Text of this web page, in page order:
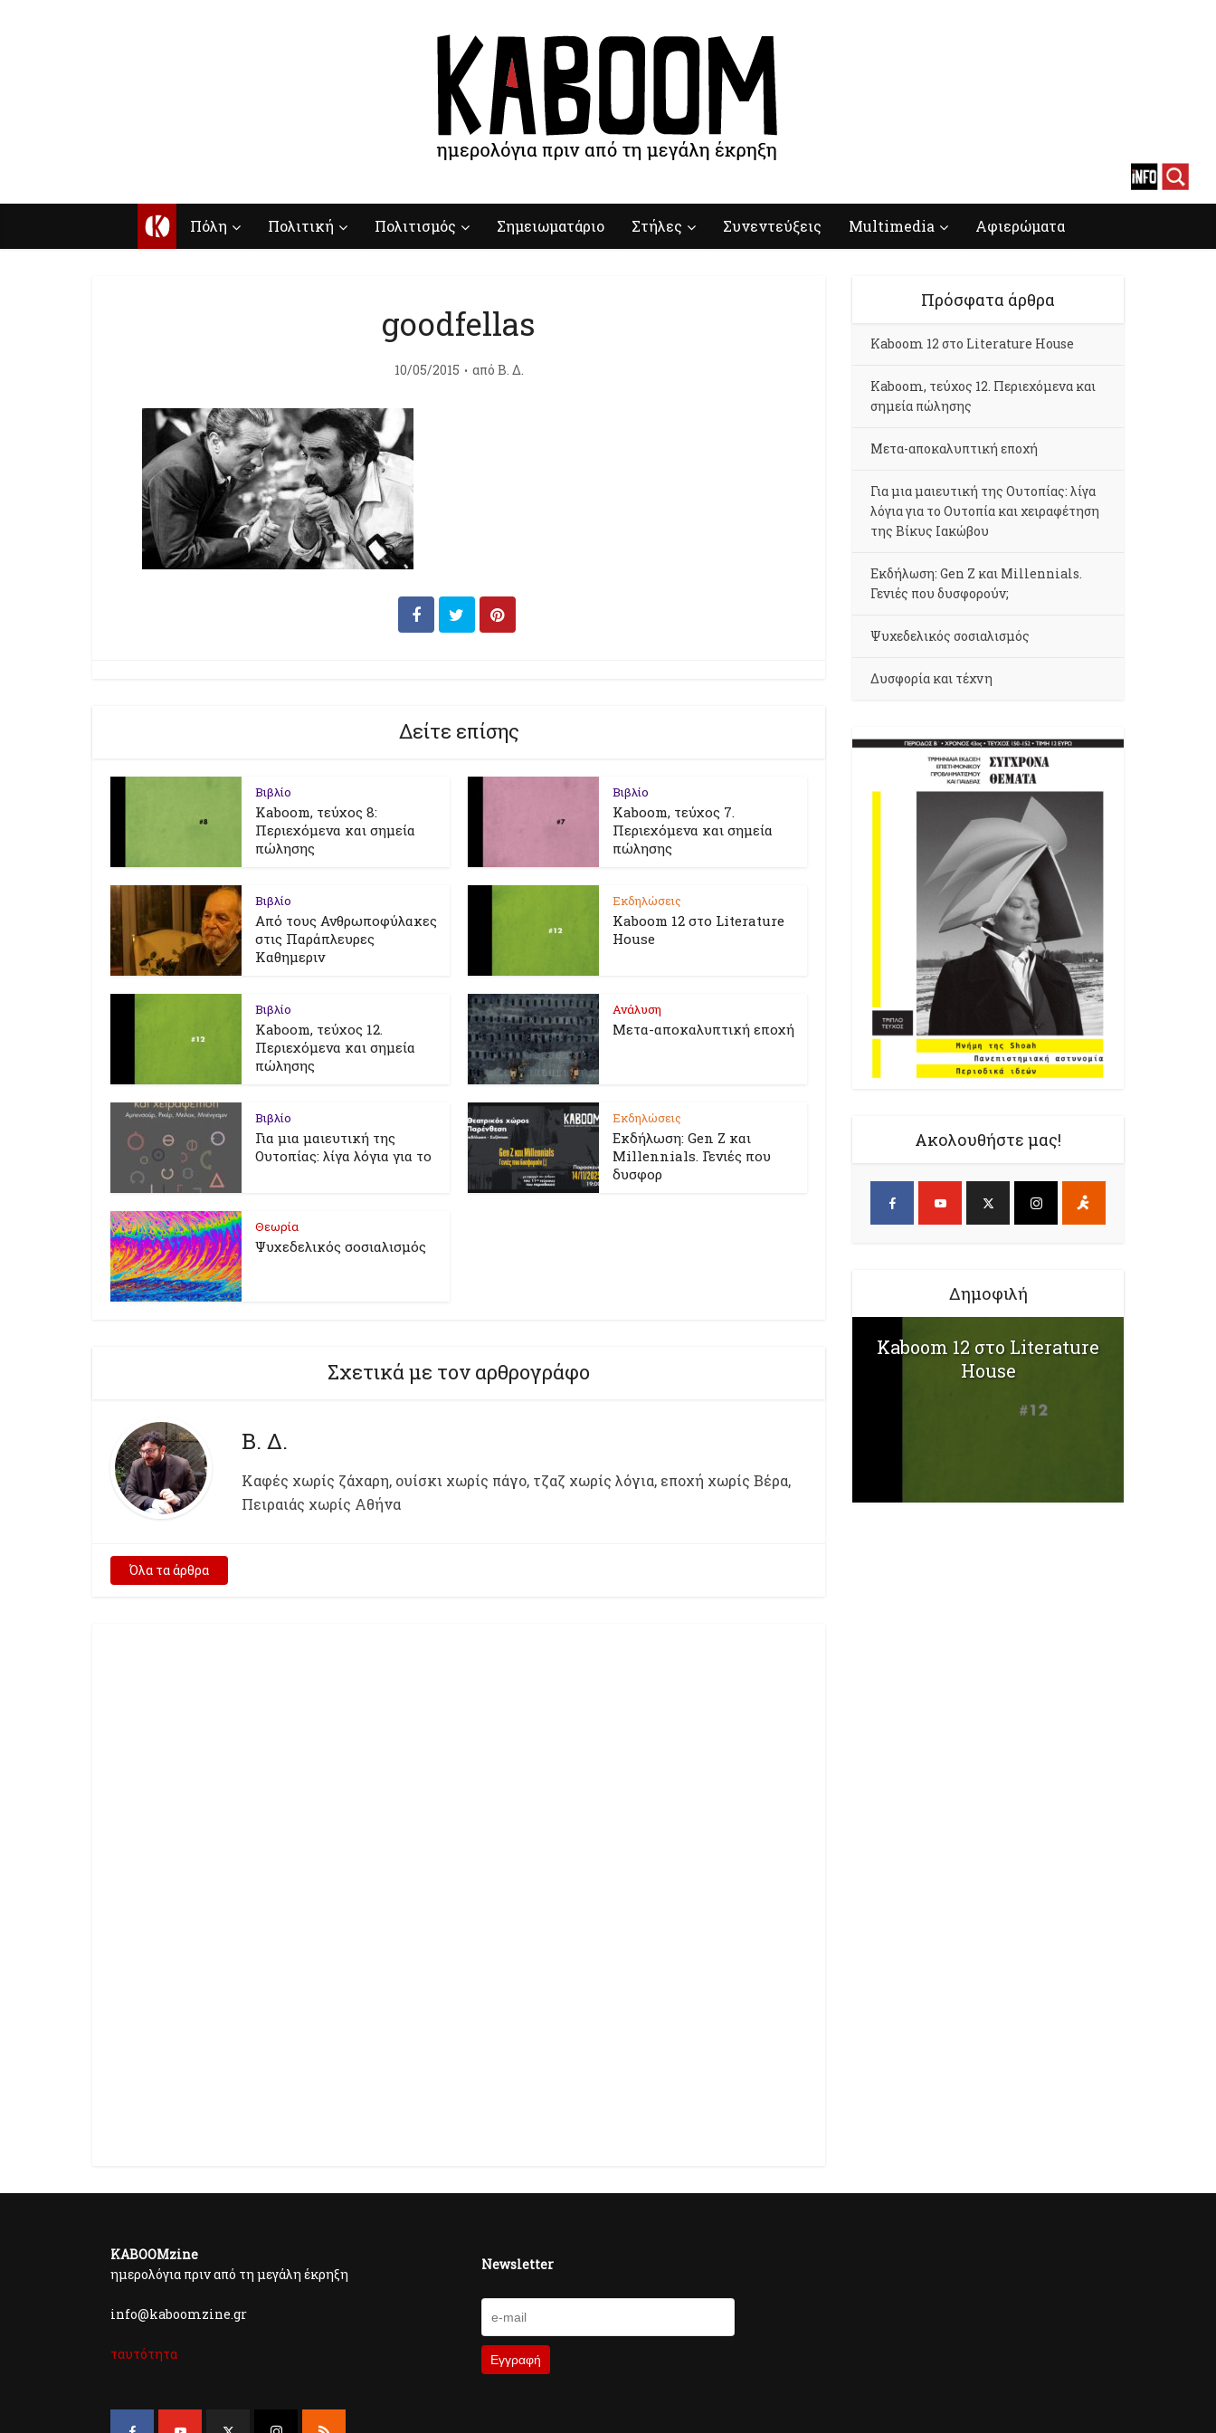
Κ Πόλη Πολιτική Πολιτισμός Σημειωματάριο Στήλες Συνεντεύξεις Multimedia Αφιερώματα
goodfellas
10/05/2015 από Β. Δ.
Δείτε επίσης
Βιβλίο
Kaboom, τεύχος 8:
Περιεχόμενα και σημεία
πώλησης
Βιβλίο
Kaboom, τεύχος 7.
Περιεχόμενα και σημεία
πώλησης
Βιβλίο
Από τους Ανθρωποφύλακες
στις Παράπλευρες
Καθημεριν
Εκδηλώσεις
Kaboom 12 στο Literature
House
Βιβλίο
Kaboom, τεύχος 12.
Περιεχόμενα και σημεία
πώλησης
Ανάλυση
Μετα-αποκαλυπτική εποχή
Βιβλίο
Για μια μαιευτική της
Ουτοπίας: λίγα λόγια για το
Εκδηλώσεις
Εκδήλωση: Gen Z και
Millennials. Γενιές που
δυσφορ
Θεωρία
Ψυχεδελικός σοσιαλισμός
Σχετικά με τον αρθρογράφο
Β. Δ.
Kαφές χωρίς ζάχαρη, ουίσκι χωρίς πάγο, τζαζ χωρίς λόγια, εποχή χωρίς Βέρα,
Πειραιάς χωρίς Αθήνα
Όλα τα άρθρα
Πρόσφατα άρθρα
Kaboom 12 στο Literature House
Kaboom, τεύχος 12. Περιεχόμενα και
σημεία πώλησης
Μετα-αποκαλυπτική εποχή
Για μια μαιευτική της Ουτοπίας: λίγα
λόγια για το Ουτοπία και χειραφέτηση
της Βίκυς Ιακώβου
Εκδήλωση: Gen Z και Millennials.
Γενιές που δυσφορούν;
Ψυχεδελικός σοσιαλισμός
Δυσφορία και τέχνη
Ακολουθήστε μας!
Δημοφιλή
Kaboom 12 στο Literature
House
KABOOMzine
ημερολόγια πριν από τη μεγάλη έκρηξη
info@kaboomzine.gr
ταυτότητα
Newsletter